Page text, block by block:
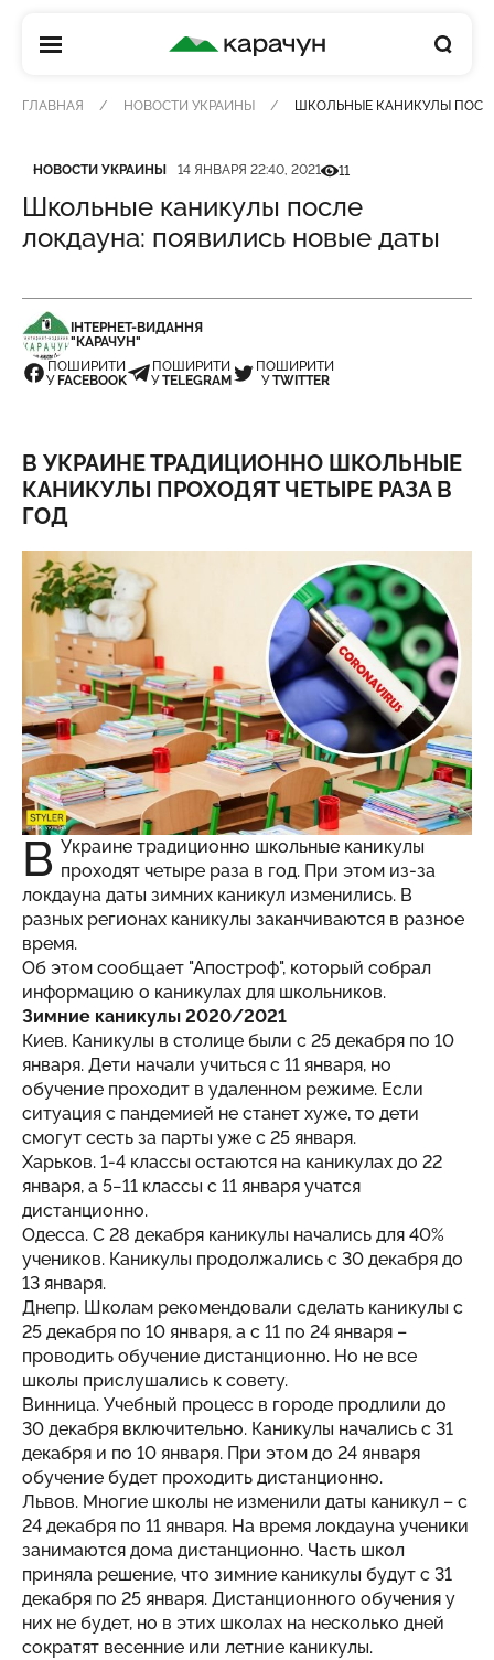
КАРАЧУН
ГЛАВНАЯ НОВОСТИ УКРАИНЫ ШКОЛЬНЫЕ КАНИКУЛЫ
Категория
НОВОСТИ УКРАИНЫ
Дата публикации 14 ЯНВАРЯ 22:40, 2021Кількість переглядів
11
Школьные каникулы после
локдауна: появились новые даты
ІНТЕРНЕТ-ВИДАННЯ
"КАРАЧУН"
ПОШИРИТИ
У FACEBOOK
ПОШИРИТИ
УTELEGRAM
ПОШИРИТИ
УTWITTER
В УКРАИНЕ ТРАДИЦИОННО ШКОЛЬНЫЕ
КАНИКУЛЫ ПРОХОДЯТ ЧЕТЫРЕ РАЗА В
ГОД
В Украине традиционно школьные каникулы
проходят четыре раза в год. При этом из-за
локдауна даты зимних каникул изменились. В
разных регионах каникулы заканчиваются в разное
время.
Об этом сообщает "Апостроф", который собрал
информацию о каникулах для школьников.
Зимние каникулы 2020/2021
Киев. Каникулы в столице были с 25 декабря по 10
января. Дети начали учиться с 11 января, но
обучение проходит в удаленном режиме. Если
ситуация с пандемией не станет хуже, то дети
смогут сесть за парты уже с 25 января.
Харьков. 1-4 классы остаются на каникулах до 22
января, а 5−11 классы с 11 января учатся
дистанционно.
Одесса. С 28 декабря каникулы начались для 40%
учеников. Каникулы продолжались с 30 декабря до
13 января.
Днепр. Школам рекомендовали сделать каникулы с
25 декабря по 10 января, а с 11 по 24 января –
проводить обучение дистанционно. Но не все
школы прислушались к совету.
Винница. Учебный процесс в городе продлили до
30 декабря включительно. Каникулы начались с 31
декабря и по 10 января. При этом до 24 января
обучение будет проходить дистанционно.
Львов. Многие школы не изменили даты каникул – с
24 декабря по 11 января. На время локдауна ученики
занимаются дома дистанционно. Часть школ
приняла решение, что зимние каникулы будут с 31
декабря по 25 января. Дистанционного обучения у
них не будет, но в этих школах на несколько дней
сократят весенние или летние каникулы.